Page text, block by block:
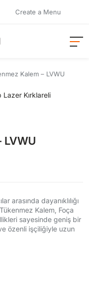
Create a Menu
Kalem – LVWU
LVWU
arasında dayanıklılığı
Kalem, Foça
sayesinde geniş bir
ve özenli işçiliğiyle uzun